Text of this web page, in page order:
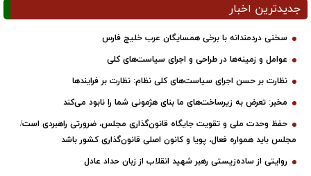
جدیدترین اخبار
سخنی دردمندانه با برخی همسایگان عرب خلیج فارس
عوامل و زمینه‌ها در طراحی و اجرای سیاست‌های کلی
نظارت بر حسن اجرای سیاست‌های کلی نظام: نظارت بر فرایندها
مخبر: تعرض به زیرساخت‌های ما بنای هژمونی شما را نابود می‌کند
حفظ وحدت ملی و تقویت جایگاه قانون‌گذاری مجلس، ضرورتی راهبردی است/
مجلس باید همواره فعال، پویا و کانون اصلی قانون‌گذاری کشور باشد
روایتی از ساده‌زیستی رهبر شهید انقلاب از زبان حداد عادل